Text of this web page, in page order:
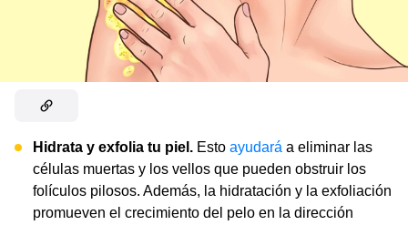
Hidrata y exfolia tu piel. Esto ayudará a eliminar las
células muertas y los vellos que pueden obstruir los
folículos pilosos. Además, la hidratación y la exfoliación
promueven el crecimiento del pelo en la dirección